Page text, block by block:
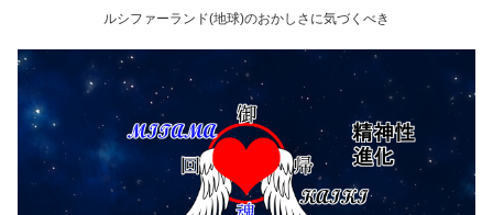
ルシファーランド(地球)のおかしさに気づくべき